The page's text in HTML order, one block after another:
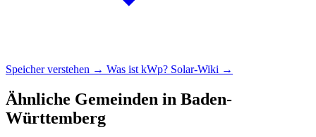
Speicher verstehen → Was ist kWp? Solar-Wiki →
Ähnliche Gemeinden in Baden-
Württemberg